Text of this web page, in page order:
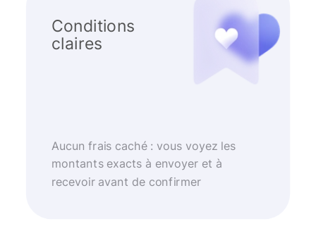
Conditions
claires
Aucun frais caché : vous voyez les
montants exacts à envoyer et à
recevoir avant de confirmer